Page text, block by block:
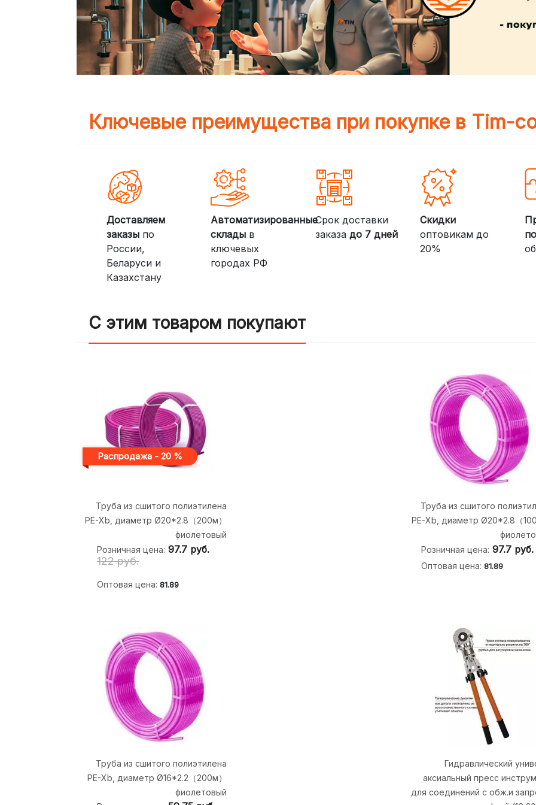
Ключевые преимущества при покупке в Tim-
Доставляем
заказыпо
России,
Беларуси и
Казахстану
Автоматизированные
склады в
ключевых
городах РФ
Срок доставки
заказадо 7 дней
Скидки
оптовикам до
20%
С этим товаром покупают
Распродажа - 20 %
Труба из сшитого полиэтилена
PE-Xb, диаметр Ø20*2.8（200м）
фиолетовый
Розничная цена: 97.7 руб.
122 руб.
Оптовая цена: 81.89
Труба из сшитого
PE-Xb, диаметр Ø20*2.8（
Розничная цена: 97.7 руб.
Оптовая цена:81.89
Труба из сшитого полиэтилена
PE-Xb, диаметр Ø16*2.2（200м）
фиолетовый
Гидравлический
аксиальный пресс
для соединений с обж.и